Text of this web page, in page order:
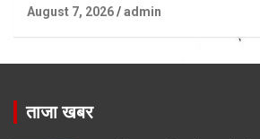
August 7, 2026 admin
ताजा खबर